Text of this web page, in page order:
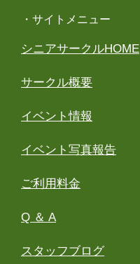
・サイトメニュー
シニアサークルHOME
サークル概要
イベント情報
イベント写真報告
ご利用料金
Q ＆ A
スタッフブログ